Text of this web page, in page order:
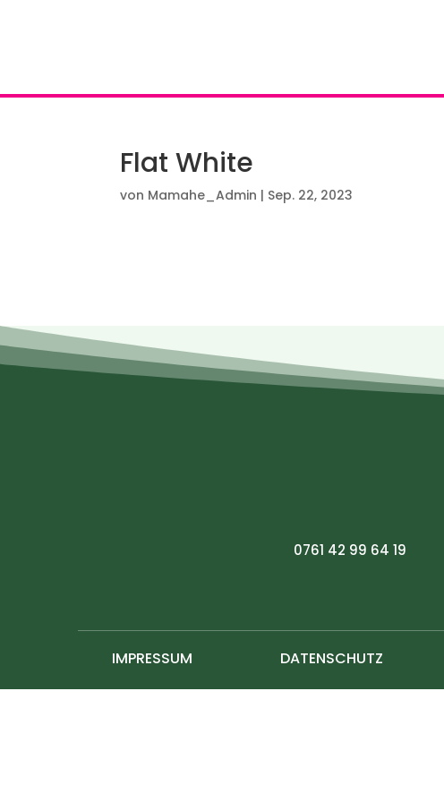
Flat White
von Mamahe_Admin | Sep. 22, 2023
0761 42 99 64 19
IMPRESSUM DATENSCHUTZ